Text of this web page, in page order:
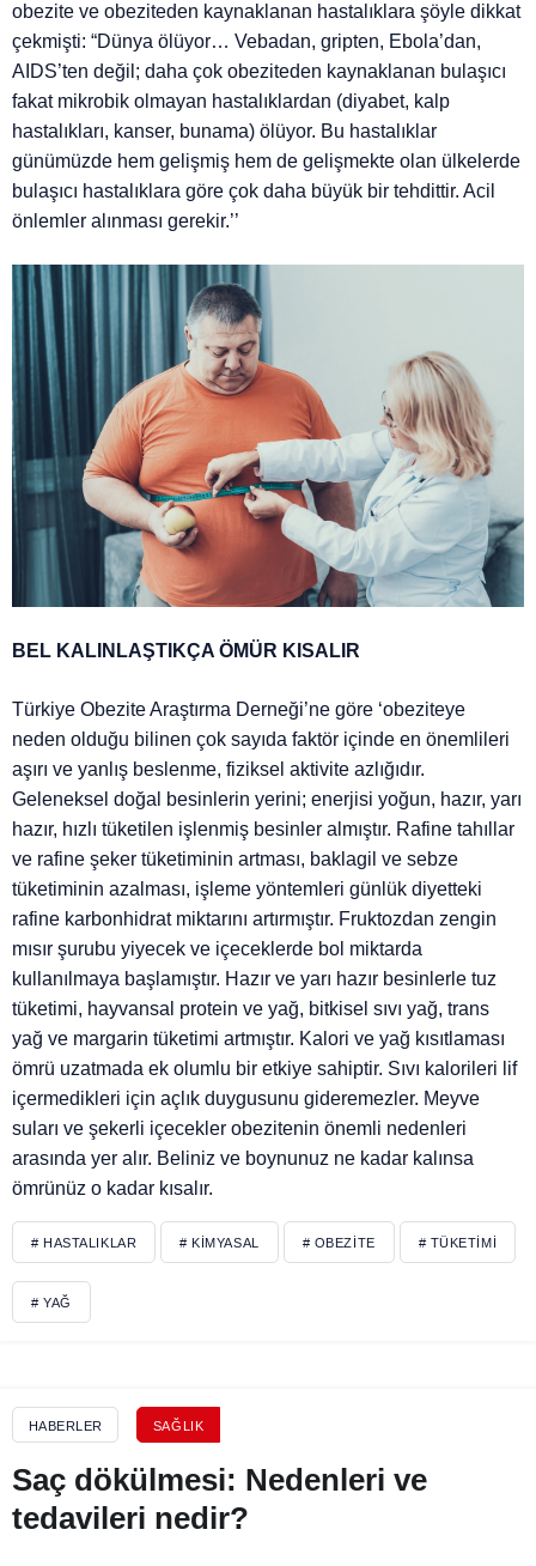
obezite ve obeziteden kaynaklanan hastalıklara şöyle dikkat
çekmişti: “Dünya ölüyor… Vebadan, gripten, Ebola’dan,
AIDS’ten değil; daha çok obeziteden kaynaklanan bulaşıcı
fakat mikrobik olmayan hastalıklardan (diyabet, kalp
hastalıkları, kanser, bunama) ölüyor. Bu hastalıklar
günümüzde hem gelişmiş hem de gelişmekte olan ülkelerde
bulaşıcı hastalıklara göre çok daha büyük bir tehdittir. Acil
önlemler alınması gerekir.’’
BEL KALINLAŞTIKÇA ÖMÜR KISALIR
Türkiye Obezite Araştırma Derneği’ne göre ‘obeziteye
neden olduğu bilinen çok sayıda faktör içinde en önemlileri
aşırı ve yanlış beslenme, fiziksel aktivite azlığıdır.
Geleneksel doğal besinlerin yerini; enerjisi yoğun, hazır, yarı
hazır, hızlı tüketilen işlenmiş besinler almıştır. Rafine tahıllar
ve rafine şeker tüketiminin artması, baklagil ve sebze
tüketiminin azalması, işleme yöntemleri günlük diyetteki
rafine karbonhidrat miktarını artırmıştır. Fruktozdan zengin
mısır şurubu yiyecek ve içeceklerde bol miktarda
kullanılmaya başlamıştır. Hazır ve yarı hazır besinlerle tuz
tüketimi, hayvansal protein ve yağ, bitkisel sıvı yağ, trans
yağ ve margarin tüketimi artmıştır. Kalori ve yağ kısıtlaması
ömrü uzatmada ek olumlu bir etkiye sahiptir. Sıvı kalorileri lif
içermedikleri için açlık duygusunu gideremezler. Meyve
suları ve şekerli içecekler obezitenin önemli nedenleri
arasında yer alır. Beliniz ve boynunuz ne kadar kalınsa
ömrünüz o kadar kısalır.
# HASTALIKLAR # KIMYASAL # OBEZITE # TÜKETIMI
# YAĞ
HABERLER SAĞLIK
Saç dökülmesi: Nedenleri ve
tedavileri nedir?